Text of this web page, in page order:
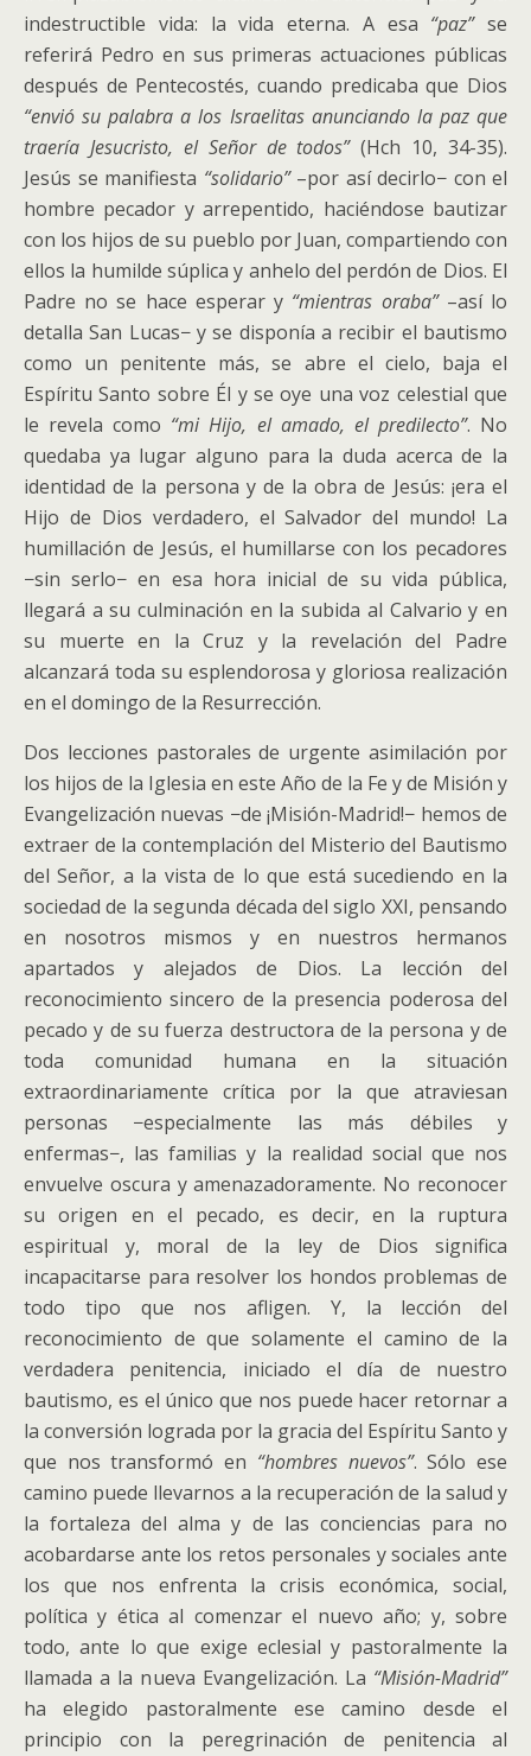
indestructible vida: la vida eterna. A esa “paz”se
referirá Pedro en sus primeras actuaciones públicas
después de Pentecostés, cuando predicaba que Dios
“envió su palabra a los Israelitas anunciando la paz que
traería Jesucristo, el Señor de todos”(Hch 10, 34-35).
Jesús se manifiesta “solidario”–por así decirlo− con el
hombre pecador y arrepentido, haciéndose bautizar
con los hijos de su pueblo por Juan, compartiendo con
ellos la humilde súplica y anhelo del perdón de Dios. El
Padre no se hace esperar y “mientras oraba”–así lo
detalla San Lucas− y se disponía a recibir el bautismo
como un penitente más, se abre el cielo, baja el
Espíritu Santo sobre Él y se oye una voz celestial que
le revela como “mi Hijo, el amado, el predilecto”. No
quedaba ya lugar alguno para la duda acerca de la
identidad de la persona y de la obra de Jesús: ¡era el
Hijo de Dios verdadero, el Salvador del mundo! La
humillación de Jesús, el humillarse con los pecadores
−sin serlo− en esa hora inicial de su vida pública,
llegará a su culminación en la subida al Calvario y en
su muerte en la Cruz y la revelación del Padre
alcanzará toda su esplendorosa y gloriosa realización
en el domingo de la Resurrección.
Dos lecciones pastorales de urgente asimilación por
los hijos de la Iglesia en este Año de la Fe y de Misión y
Evangelización nuevas −de ¡Misión-Madrid!− hemos de
extraer de la contemplación del Misterio del Bautismo
del Señor, a la vista de lo que está sucediendo en la
sociedad de la segunda década del siglo XXI, pensando
en nosotros mismos y en nuestros hermanos
apartados y alejados de Dios. La lección del
reconocimiento sincero de la presencia poderosa del
pecado y de su fuerza destructora de la persona y de
toda comunidad humana en la situación
extraordinariamente crítica por la que atraviesan
personas −especialmente las más débiles y
enfermas−, las familias y la realidad social que nos
envuelve oscura y amenazadoramente. No reconocer
su origen en el pecado, es decir, en la ruptura
espiritual y, moral de la ley de Dios significa
incapacitarse para resolver los hondos problemas de
todo tipo que nos afligen. Y, la lección del
reconocimiento de que solamente el camino de la
verdadera penitencia, iniciado el día de nuestro
bautismo, es el único que nos puede hacer retornar a
la conversión lograda por la gracia del Espíritu Santo y
que nos transformó en “hombres nuevos”. Sólo ese
camino puede llevarnos a la recuperación de la salud y
la fortaleza del alma y de las conciencias para no
acobardarse ante los retos personales y sociales ante
los que nos enfrenta la crisis económica, social,
política y ética al comenzar el nuevo año; y, sobre
todo, ante lo que exige eclesial y pastoralmente la
llamada a la nueva Evangelización. La “Misión-Madrid”
ha elegido pastoralmente ese camino desde el
principio con la peregrinación de penitencia al